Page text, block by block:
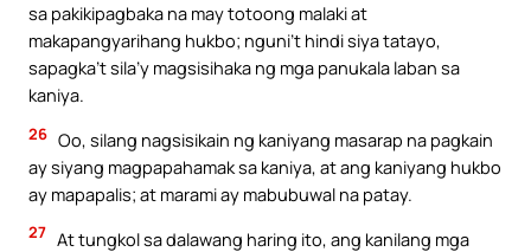
sa pakikipagbaka na may totoong malaki at
makapangyarihang hukbo; nguni’t hindi siya tatayo,
sapagka’t sila’y magsisihaka ng mga panukala laban sa
kaniya.
26 Oo, silang nagsisikain ng kaniyang masarap na pagkain
ay siyang magpapahamak sa kaniya, at ang kaniyang hukbo
ay mapapalis; at marami ay mabubuwal na patay.
27 At tungkol sa dalawang haring ito, ang kanilang mga